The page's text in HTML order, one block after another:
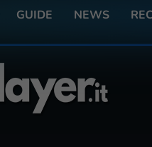
GUIDE NEWS